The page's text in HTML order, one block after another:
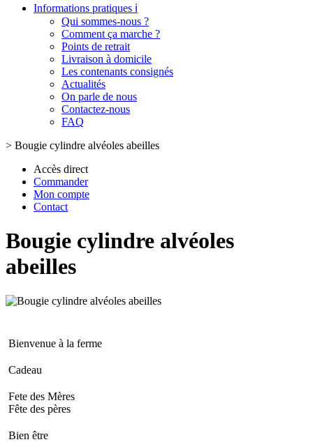
Informations pratiques ℹ️
Qui sommes-nous ?
Comment ça marche ?
Points de retrait
Livraison à domicile
Les contenants consignés
Actualités
On parle de nous
Contactez-nous
FAQ
> Bougie cylindre alvéoles abeilles
Accès direct
Commander
Mon compte
Contact
Bougie cylindre alvéoles
abeilles
Bienvenue à la ferme
Cadeau
Fete des Mères
Fête des pères
Bien être